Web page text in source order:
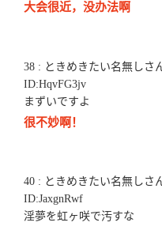
大会很近，没办法啊
38 : ときめきたい名無しさ
ID:HqvFG3jv
まずいですよ
很不妙啊！
40 : ときめきたい名無しさ
ID:JaxgnRwf
淫夢を虹ヶ咲で汚すな